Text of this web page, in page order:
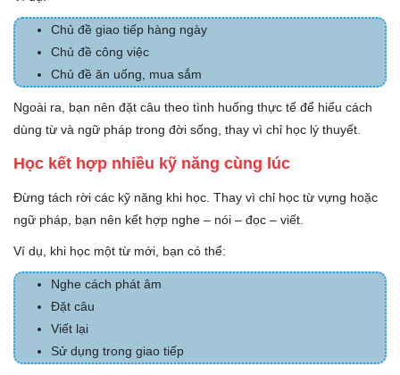
Chủ đề giao tiếp hàng ngày
Chủ đề công việc
Chủ đề ăn uống, mua sắm
Ngoài ra, bạn nên đặt câu theo tình huống thực tế để hiểu cách
dùng từ và ngữ pháp trong đời sống, thay vì chỉ học lý thuyết.
Học kết hợp nhiều kỹ năng cùng lúc
Đừng tách rời các kỹ năng khi học. Thay vì chỉ học từ vựng hoặc
ngữ pháp, bạn nên kết hợp nghe – nói – đọc – viết.
Ví dụ, khi học một từ mới, bạn có thể:
Nghe cách phát âm
Đặt câu
Viết lại
Sử dụng trong giao tiếp